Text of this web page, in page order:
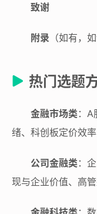
致谢
附录 （如有，
热门选题
金融市场类：
绪、科创板定价效率
公司金融类：
现与企业价值、高管